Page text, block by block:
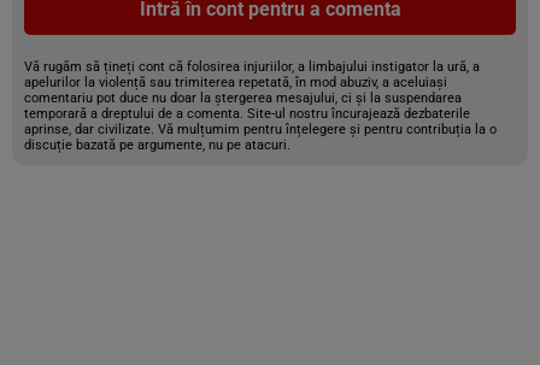
Intră în cont pentru a comenta
Vă rugăm să țineți cont că folosirea injuriilor, a limbajului instigator la ură, a
apelurilor la violență sau trimiterea repetată, în mod abuziv, a aceluiași
comentariu pot duce nu doar la ștergerea mesajului, ci și la suspendarea
temporară a dreptului de a comenta. Site-ul nostru încurajează dezbaterile
aprinse, dar civilizate. Vă mulțumim pentru înțelegere și pentru contribuția la o
discuție bazată pe argumente, nu pe atacuri.